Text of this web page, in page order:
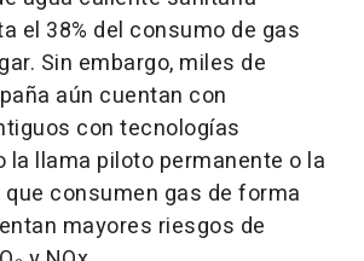
el 38% del consumo de gas
Sin embargo, miles de
aún cuentan con
con tecnologías
la llama piloto permanente o la
consumen gas de forma
mayores riesgos de